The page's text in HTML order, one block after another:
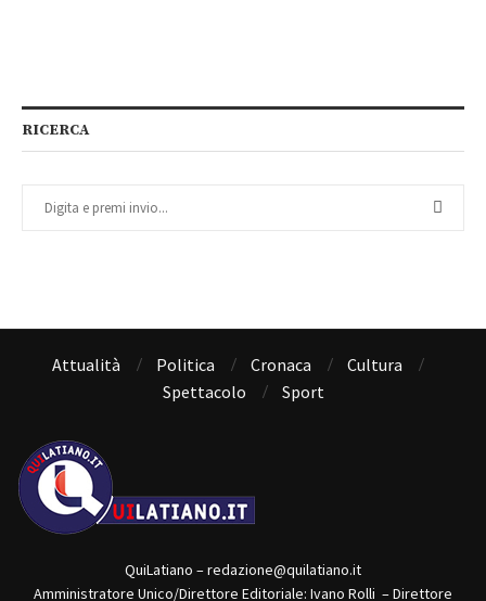
RICERCA
Attualità Politica Cronaca
Cultura
Spettacolo
Sport
QuiLatiano – redazione@quilatiano.it
Amministratore Unico/Direttore Editoriale: Ivano Rolli – Direttore